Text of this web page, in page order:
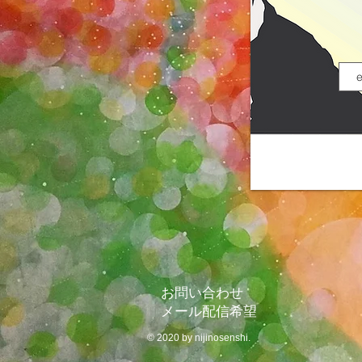
​お問い合わせ
​メール配信希望
© 2020 by nijinosenshi.